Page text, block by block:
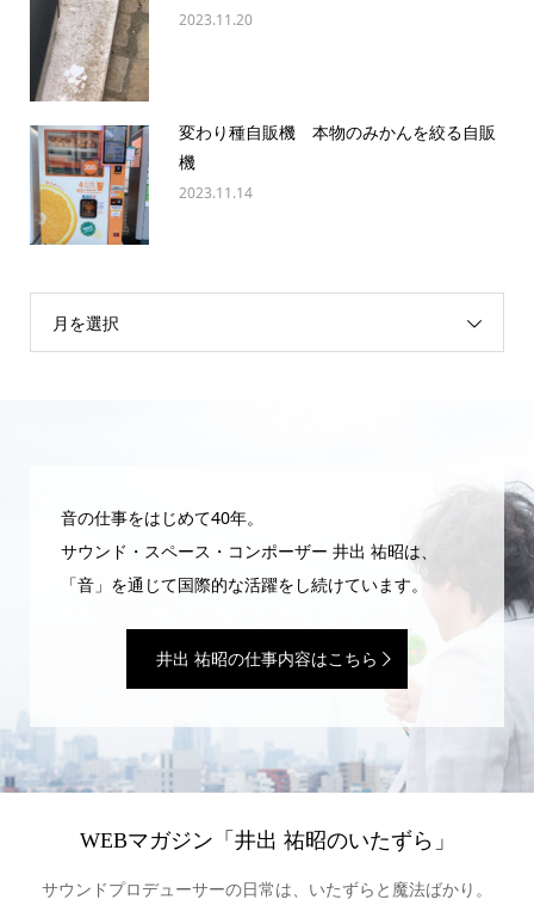
2023.11.20
変わり種自販機 本物のみかんを絞る自販
機
2023.11.14
月を選択
音の仕事をはじめて40年。
サウンド・スペース・コンポーザー 井出 祐昭は、
「音」を通じて国際的な活躍をし続けています。
井出 祐昭の仕事内容はこちら
WEBマガジン「井出 祐昭のいたずら」
サウンドプロデューサーの日常は、いたずらと魔法ばかり。